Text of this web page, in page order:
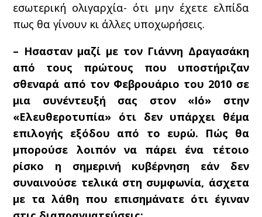
εσωτερική ολιγαρχία- ότι μην έχετε ελπίδα
πως θα γίνουν κι άλλες υποχωρήσεις.
– Ησασταν μαζί με τον Γιάννη Δραγασάκη
από τους πρώτους που υποστήριζαν
σθεναρά από τον Φεβρουάριο του 2010 σε
μια συνέντευξή σας στον «Ιό» στην
«Ελευθεροτυπία» ότι δεν υπάρχει θέμα
επιλογής εξόδου από το ευρώ. Πώς θα
μπορούσε λοιπόν να πάρει ένα τέτοιο
ρίσκο η σημερινή κυβέρνηση εάν δεν
συναινούσε τελικά στη συμφωνία, άσχετα
με τα λάθη που επισημάνατε ότι έγιναν